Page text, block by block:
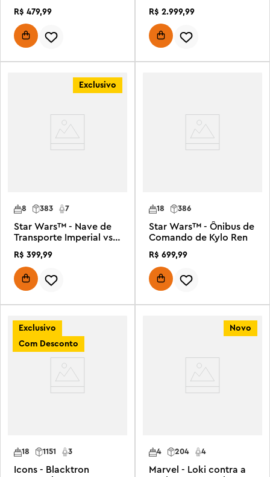
R$ 479,99 R$ 2.999,99
Exclusivo
8 383 7
Star Wars™ - Nave de
Transporte Imperial vs.
Rebelde
R$ 399,99
18 386
Star Wars™ - Ônibus de
Comando de Kylo Ren
R$ 699,99
Exclusivo
Com Desconto
1151 3
18
Icons - Blacktron
Novo
4 204 4
Marvel - Loki contra a